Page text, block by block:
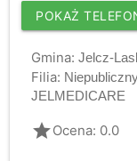
POKAŻ
Gmina: Jelcz-
Filia:
JELMEDICARE
gradeOcena: 0.0